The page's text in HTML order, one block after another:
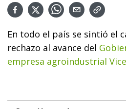
En todo el país se sintió el
rechazo al avance del
empresa agroindustrial